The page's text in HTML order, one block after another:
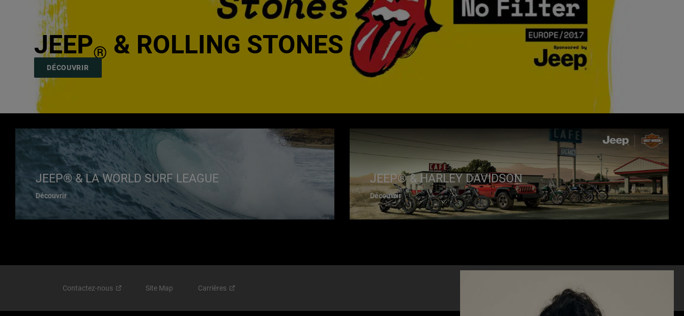
JEEP® & ROLLING STONES
,
DÉCOUVRIR
JEEP® & LA WORLD SURF LEAGUE
Découvrir
JEEP® & HARLEY DAVIDSON
Découvrir
Contactez-nous Site Map Carrières